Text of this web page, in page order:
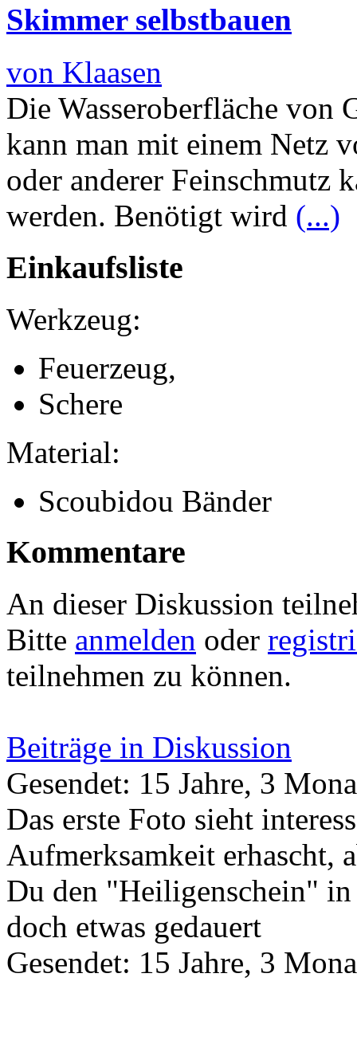
Skimmer selbstbauen
von Klaasen
Die Wasseroberfläche von
kann man mit einem Netz
oder anderer Feinschmutz
werden. Benötigt wird (...)
Einkaufsliste
Werkzeug:
Feuerzeug,
Schere
Material:
Scoubidou Bänder
Kommentare
An dieser Diskussion
Bitte anmelden oder
teilnehmen zu können.
Beiträge in Diskussion
Gesendet: 15 Jahre, 3
Das erste Foto sieht
Aufmerksamkeit erhascht,
Du den "Heiligenschein"
doch etwas gedauert
Gesendet: 15 Jahre, 3